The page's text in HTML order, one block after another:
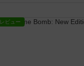
レビュー